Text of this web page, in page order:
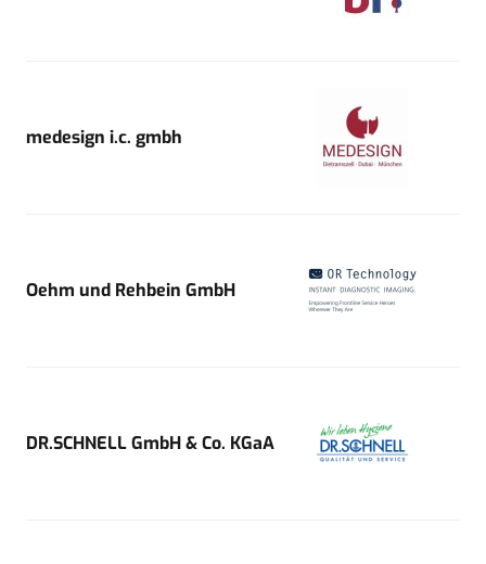
medesign i.c. gmbh
Oehm und Rehbein GmbH
DR.SCHNELL GmbH & Co. KGaA